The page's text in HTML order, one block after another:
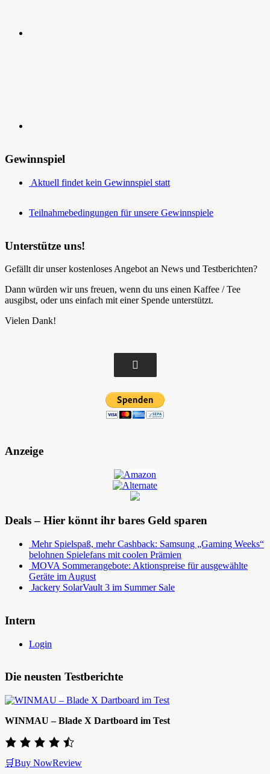
Gewinnspiel
Aktuell findet kein Gewinnspiel statt
Teilnahmebedingungen für unsere Gewinnspiele
Unterstütze uns!
Gefällt dir unser kostenloses Angebot an News und Testberichten?
Dann würden wir uns freuen, wenn du uns einen Kaffee / Tee
ausgibst, oder uns einfach mit einer Spende unterstützt.
Vielen Dank!
Anzeige
Deals – Hier könnt ihr bares Geld sparen
Mehr Spielspaß, mehr Cashback: Samsung „Gaming Weeks“
belohnen Spielefans mit coolen Prämien
MOVA Sommerangebote: Aktionspreise für ausgewählte
Geräte im August
Jackery SolarVault 3 im Summer Sale
Intern
Login
Die neusten Testberichte
WINMAU – Blade X Dartboard im Test
🛒Buy NowReview